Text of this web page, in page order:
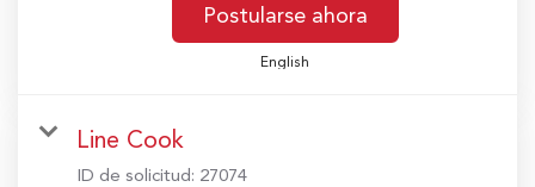
Postularse ahora
English
Line Cook
ID de solicitud: 27074